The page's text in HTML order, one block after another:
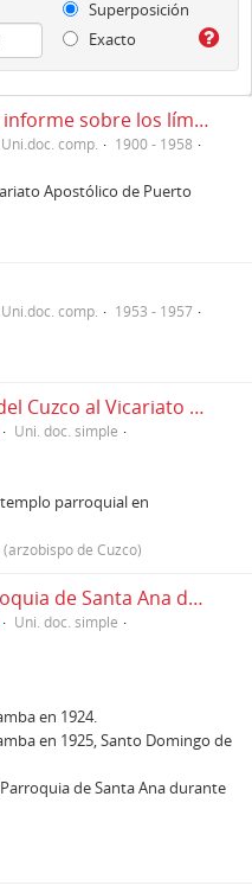
Superposición
Exacto
Documentos fundacionales: informe sobre los límites del Vicariato de Puerto Maldonado y la Diócesis del Cuzco (1900-1958)
Uni.doc. comp.
1900 - 1958
Apostólico de Puerto
Uni.doc. comp.
1953 - 1957
Concesión del Arzobispado del Cuzco al Vicariato de la Provincia de España, Cuzco, 19/05/1950
Uni. doc. simple
parroquial en
de Cuzco)
Cuentas referentes a la Parroquia de Santa Ana de Quillabamba (1924-1932)
Uni. doc. simple
en 1924.
en 1925, Santo Domingo de
de Santa Ana durante